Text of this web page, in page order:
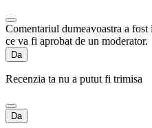
Comentariul dumeavoastra a
ce va fi aprobat de un moderator.
Da
Recenzia ta nu a putut fi trimisa
Da